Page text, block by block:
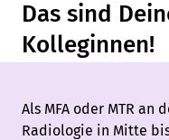
Das sind
Kolleginnen!
Als MFA oder MTR an
Radiologie in Mitte